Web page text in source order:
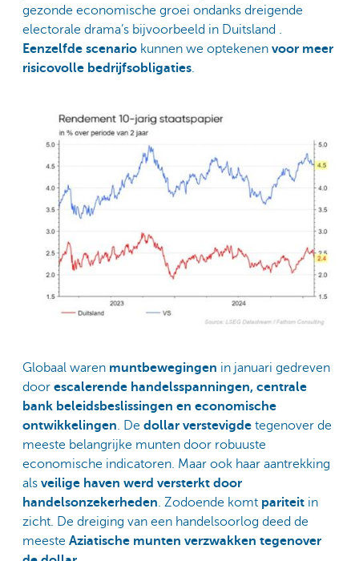
gezonde economische groei ondanks dreigende
electorale drama’s bijvoorbeeld in Duitsland .
Eenzelfde scenario kunnen we optekenen voor meer
risicovolle bedrijfsobligaties.
Globaal waren muntbewegingen in januari gedreven
door escalerende handelsspanningen, centrale
bank beleidsbeslissingen en economische
ontwikkelingen. De dollar verstevigde tegenover de
meeste belangrijke munten door robuuste
economische indicatoren. Maar ook haar aantrekking
als veilige haven werd versterkt door
handelsonzekerheden. Zodoende komt pariteit in
zicht. De dreiging van een handelsoorlog deed de
meeste Aziatische munten verzwakken tegenover